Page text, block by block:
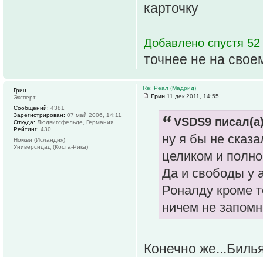
карточку
Добавлено спустя
точнее не на
Re: Реал (Мадрид)
Грин 11 дек 2011, 14:55
VSDS9
ну я бы не
целиком и
Да и свободы у
Роналду кроме
ничем не
Конечно
Грин
Эксперт
Сообщений: 4381
Зарегистрирован: 07 май 2006, 14:11
Откуда: Людвигсфельде, Германия
Рейтинг: 430
Ноккви (Исландия)
Универсидад (Коста-Рика)